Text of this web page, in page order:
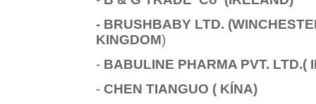
- BRUSHBABY LTD.
KINGDOM)
- BABULINE PHARMA PVT. LTD.(
- CHEN TIANGUO ( KÍNA)